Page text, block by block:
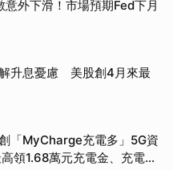
意外下滑！市場預期Fed下月
升息憂慮 美股創4月來最
「MyCharge充電多」5G資
領1.68萬元充電金、充電最